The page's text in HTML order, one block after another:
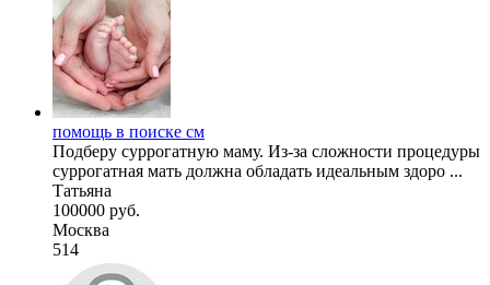
помощь в поиске см
Подберу суррогатную маму. Из-за сложности процедуры
суррогатная мать должна обладать идеальным здоро ...
Татьяна
100000 руб.
Москва
514